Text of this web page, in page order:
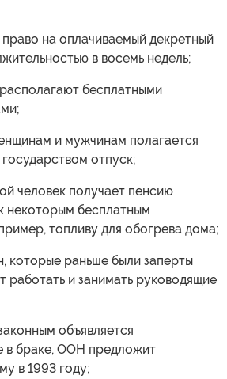
на оплачиваемый декретный
в восемь недель;
бесплатными
и мужчинам полагается
отпуск;
человек получает пенсию
некоторым бесплатным
топливу для обогрева дома;
которые раньше были заперты
работать и занимать руководящие
объявляется
в браке, ООН предложит
в 1993 году;